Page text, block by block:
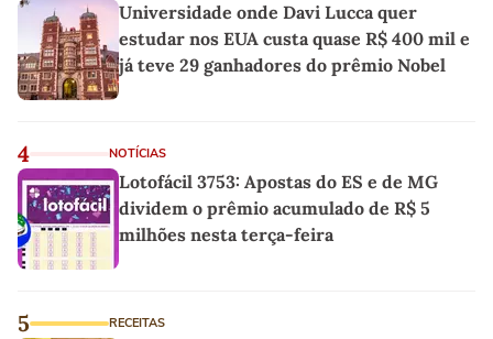
Universidade onde Davi Lucca quer
estudar nos EUA custa quase R$ 400 mil e
já teve 29 ganhadores do prêmio Nobel
4 NOTÍCIAS
Lotofácil 3753: Apostas do ES e de MG
dividem o prêmio acumulado de R$ 5
milhões nesta terça-feira
5 RECEITAS